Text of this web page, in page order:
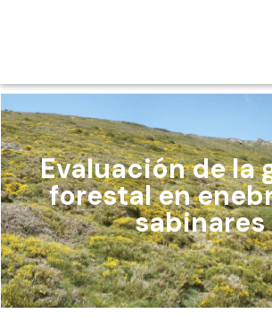
Evaluación de la
forestal en
sabinares